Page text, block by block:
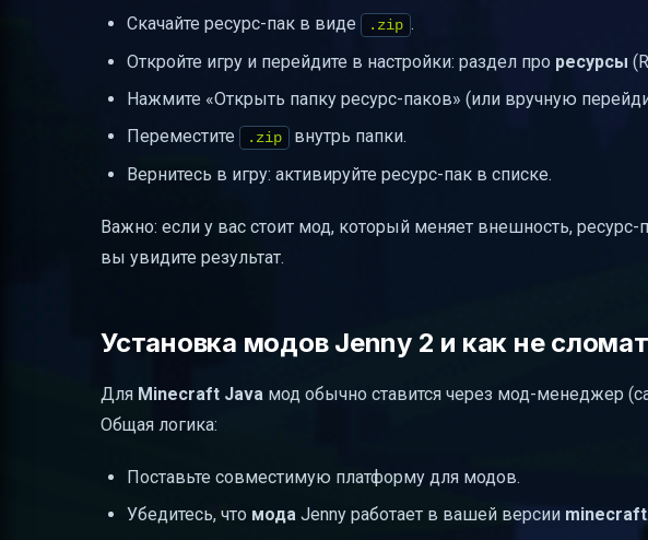
Скачайте ресурс-пак в виде .zip .
Откройте игру и перейдите в настройки: раздел про ресурсы
Нажмите «Открыть папку ресурс-паков» (или вручную
Переместите
.zip
внутрь папки.
Вернитесь в игру: активируйте ресурс-пак в списке.
Важно: если у вас стоит мод, который меняет внешность,
вы увидите результат.
Установка модов Jenny 2 и как не
Для Minecraft Java мод обычно ставится через мод-менеджер
Общая логика:
Поставьте совместимую платформу для модов.
Убедитесь, что мода Jenny работает в вашей версии minecraft.